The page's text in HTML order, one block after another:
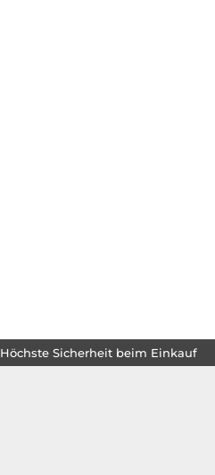
Höchste Sicherheit beim Einkauf